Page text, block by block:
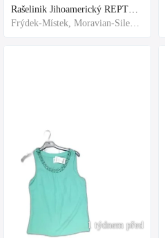
Rašelinik Jihoamerický REPTER - 5 balení - 500g -
Frýdek-Místek, Moravian-Silesian Region,Others
1 týdnem před